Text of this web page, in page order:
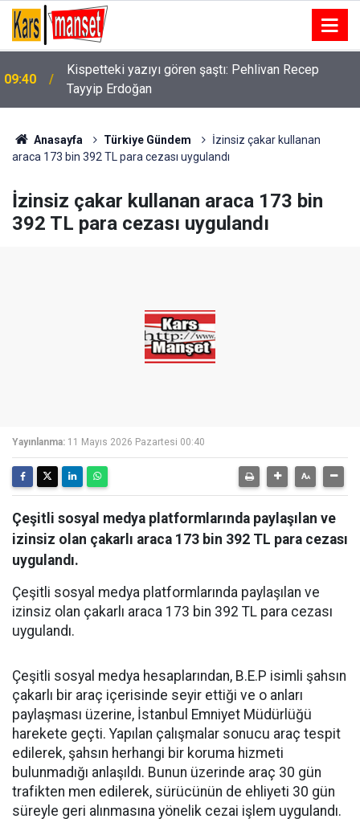
09:38 Aydın’da 14 günde 173 aranan şahıs yakalandı
Anasayfa Türkiye Gündem
İzinsiz çakar kullanan
araca 173 bin 392 TL para cezası uygulandı
İzinsiz çakar kullanan araca 173 bin
392 TL para cezası uygulandı
Yayınlanma: 11 Mayıs 2026 Pazartesi 00:40
Çeşitli sosyal medya platformlarında paylaşılan ve
izinsiz olan çakarlı araca 173 bin 392 TL para cezası
uygulandı.
Çeşitli sosyal medya platformlarında paylaşılan ve
izinsiz olan çakarlı araca 173 bin 392 TL para cezası
uygulandı.
Çeşitli sosyal medya hesaplarından, B.E.P isimli şahsın
çakarlı bir araç içerisinde seyir ettiği ve o anları
paylaşması üzerine, İstanbul Emniyet Müdürlüğü
harekete geçti. Yapılan çalışmalar sonucu araç tespit
edilerek, şahsın herhangi bir koruma hizmeti
bulunmadığı anlaşıldı. Bunun üzerinde araç 30 gün
trafikten men edilerek, sürücünün de ehliyeti 30 gün
süreyle geri alınmasına yönelik cezai işlem uygulandı.